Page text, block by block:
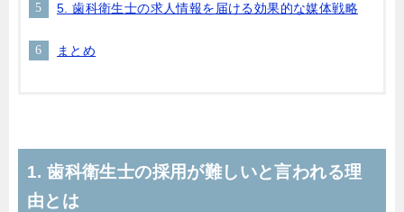
5. 歯科衛生士の求人情報を届ける効果的な媒体戦略
まとめ
1. 歯科衛生士の採用が難しいと言われる理
由とは